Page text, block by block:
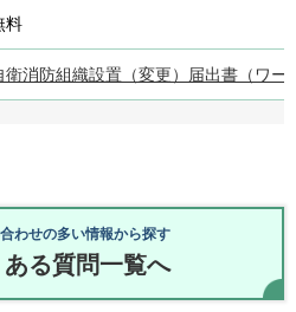
料
衛消防組織設置（変更）届出書（ワー
わせの多い情報から探す
ある質問一覧へ